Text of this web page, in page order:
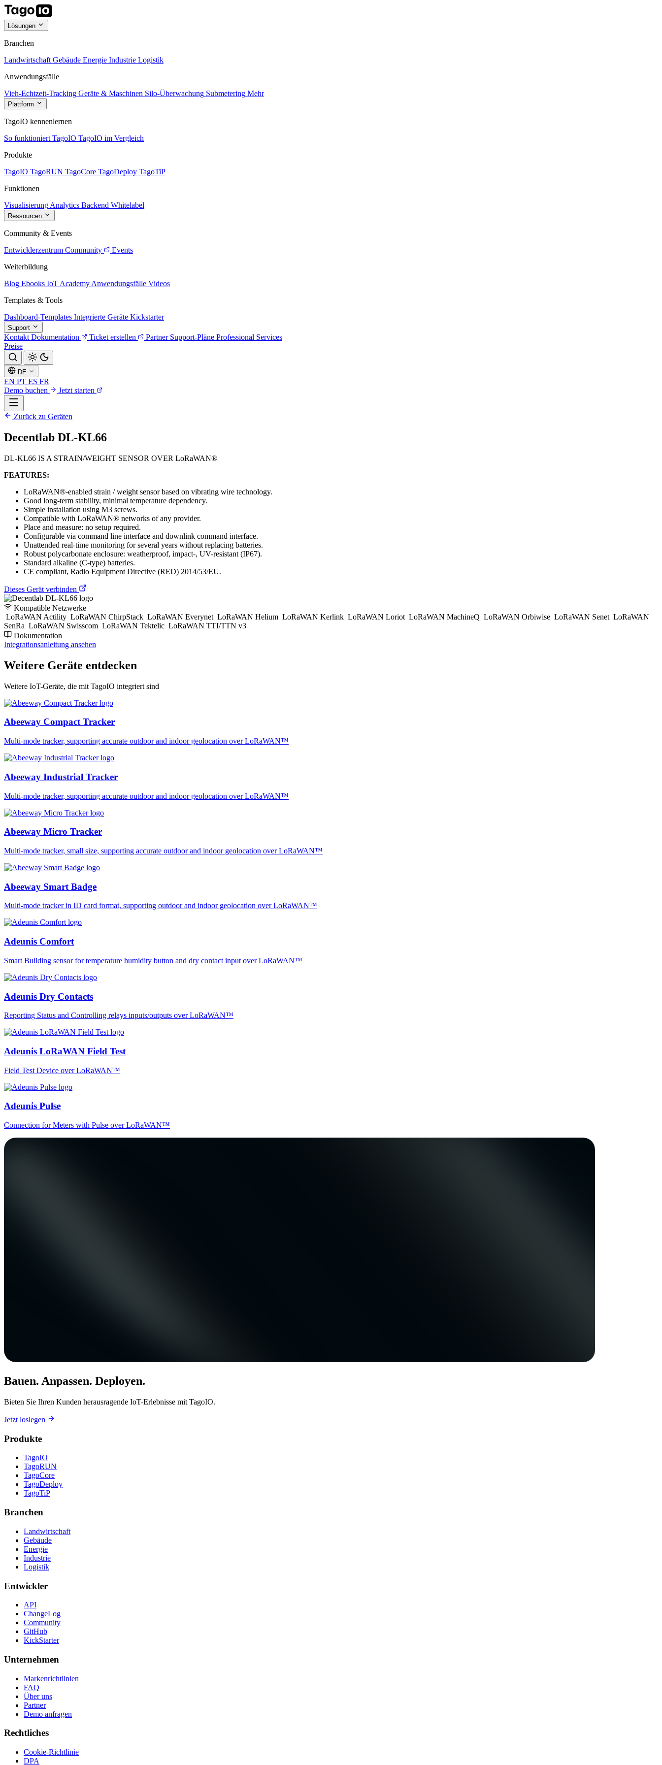
Lösungen
Branchen
Landwirtschaft Gebäude Energie Industrie Logistik
Anwendungsfälle
Vieh-Echtzeit-Tracking Geräte & Maschinen Silo-Überwachung Submetering Mehr
Plattform
TagoIO kennenlernen
So funktioniert TagoIO TagoIO im Vergleich
Produkte
TagoIO TagoRUN TagoCore TagoDeploy TagoTiP
Funktionen
Visualisierung Analytics Backend Whitelabel
Ressourcen
Community & Events
Entwicklerzentrum Community
Events
Weiterbildung
Blog Ebooks IoT Academy Anwendungsfälle Videos
Templates & Tools
Dashboard-Templates Integrierte Geräte Kickstarter
Support
Kontakt Dokumentation Ticket erstellen Partner Support-Pläne Professional Services
Preise
DE
EN PT ES FR
Demo buchen
Jetzt starten
Zurück zu Geräten
Decentlab DL-KL66
DL-KL66 IS A STRAIN/WEIGHT SENSOR OVER LoRaWAN®
FEATURES:
LoRaWAN®-enabled strain / weight sensor based on vibrating wire technology.
Good long-term stability, minimal temperature dependency.
Simple installation using M3 screws.
Compatible with LoRaWAN® networks of any provider.
Place and measure: no setup required.
Configurable via command line interface and downlink command interface.
Unattended real-time monitoring for several years without replacing batteries.
Robust polycarbonate enclosure: weatherproof, impact-, UV-resistant (IP67).
Standard alkaline (C-type) batteries.
CE compliant, Radio Equipment Directive (RED) 2014/53/EU.
Dieses Gerät verbinden
Kompatible Netzwerke
LoRaWAN Actility LoRaWAN ChirpStack LoRaWAN Everynet LoRaWAN Helium LoRaWAN Kerlink LoRaWAN Loriot LoRaWAN MachineQ LoRaWAN Orbiwise LoRaWAN Senet LoRaWAN
SenRa LoRaWAN Swisscom LoRaWAN Tektelic LoRaWAN TTI/TTN v3
Dokumentation
Integrationsanleitung ansehen
Weitere Geräte entdecken
Weitere IoT-Geräte, die mit TagoIO integriert sind
Abeeway Compact Tracker
Multi-mode tracker, supporting accurate outdoor and indoor geolocation over LoRaWAN™
Abeeway Industrial Tracker
Multi-mode tracker, supporting accurate outdoor and indoor geolocation over LoRaWAN™
Abeeway Micro Tracker
Multi-mode tracker, small size, supporting accurate outdoor and indoor geolocation over LoRaWAN™
Abeeway Smart Badge
Multi-mode tracker in ID card format, supporting outdoor and indoor geolocation over LoRaWAN™
Adeunis Comfort
Smart Building sensor for temperature humidity button and dry contact input over LoRaWAN™
Adeunis Dry Contacts
Reporting Status and Controlling relays inputs/outputs over LoRaWAN™
Adeunis LoRaWAN Field Test
Field Test Device over LoRaWAN™
Adeunis Pulse
Connection for Meters with Pulse over LoRaWAN™
Bauen. Anpassen. Deployen.
Bieten Sie Ihren Kunden herausragende IoT-Erlebnisse mit TagoIO.
Jetzt loslegen
Produkte
TagoIO
TagoRUN
TagoCore
TagoDeploy
TagoTiP
Branchen
Landwirtschaft
Gebäude
Energie
Industrie
Logistik
Entwickler
API
ChangeLog
Community
GitHub
KickStarter
Unternehmen
Markenrichtlinien
FAQ
Über uns
Partner
Demo anfragen
Rechtliches
Cookie-Richtlinie
DPA